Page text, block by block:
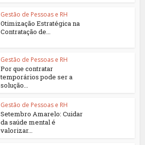
Gestão de Pessoas e RH
Otimização Estratégica na
Contratação de...
Gestão de Pessoas e RH
Por que contratar
temporários pode ser a
solução...
Gestão de Pessoas e RH
Setembro Amarelo: Cuidar
da saúde mental é
valorizar...